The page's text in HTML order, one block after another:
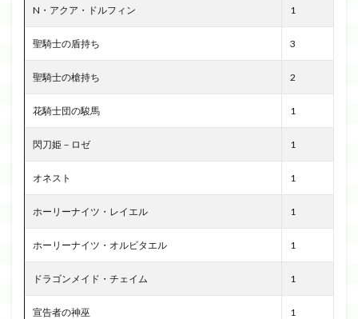
N・アクア・ドルフィン 1
聖騎士の盾持ち 3
聖騎士の槍持ち 2
花騎士団の駿馬 1
閃刀姫－ロゼ 1
オネスト 1
ホーリーナイツ・レイエル 1
ホーリーナイツ・オルビタエル 1
ドラゴンメイド・チェイム 1
宣告者の神巫 1